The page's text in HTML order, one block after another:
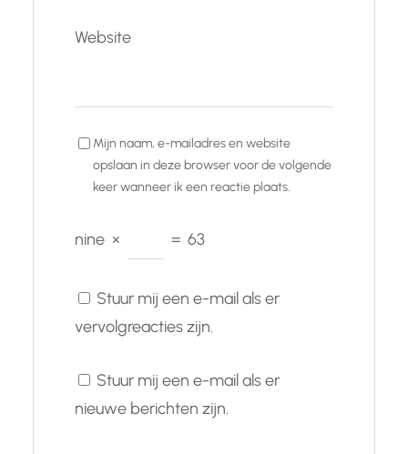
Website
Mijn naam, e-mailadres en website
opslaan in deze browser voor de volgende
keer wanneer ik een reactie plaats.
nine × = 63
Stuur mij een e-mail als er
vervolgreacties zijn.
Stuur mij een e-mail als er
nieuwe berichten zijn.